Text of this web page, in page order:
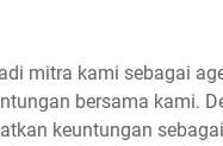
mitra kami sebagai
bersama kami.
keuntungan